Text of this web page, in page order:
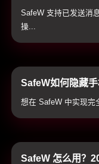
南与双向销毁避坑
SafeW 支持已发送消
操...
SafeW如何隐藏
配置与实战技巧
想在 SafeW 中实现完
SafeW 怎么用？